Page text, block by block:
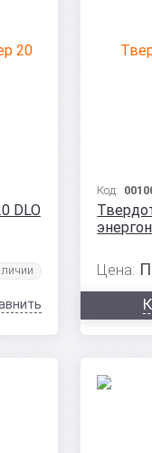
DLO
Код:
Цена: